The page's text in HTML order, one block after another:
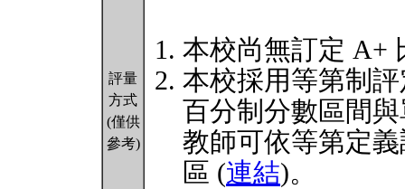
評量
方式
(僅供
參考)
本校尚無訂定 A+
本校採用等第制
百分制分數區間
教師可依等第定
區 (連結)。